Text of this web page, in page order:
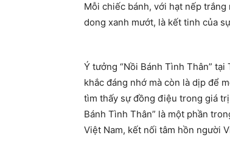
Mỗi chiếc bánh, với hạt nếp
dong xanh mướt, là kết tinh của
Ý tưởng “Nồi Bánh Tình Thân”
khắc đáng nhớ mà còn là dịp để
tìm thấy sự đồng điệu trong giá
Bánh Tình Thân” là một phần
Việt Nam, kết nối tâm hồn người